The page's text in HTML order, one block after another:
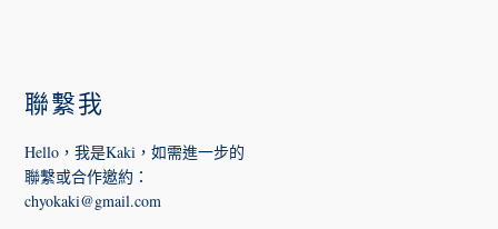
聯繫我
Hello，我是Kaki，如需進一步的
聯繫或合作邀約 ：
chyokaki@gmail.com